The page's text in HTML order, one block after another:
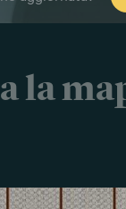
la